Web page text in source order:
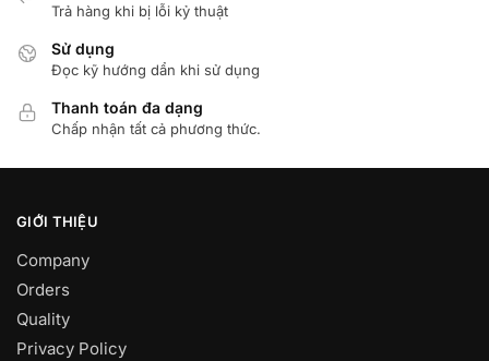
Trả hàng khi bị lỗi kỷ thuật
Sử dụng
Đọc kỹ hướng dẩn khi sử dụng
Thanh toán đa dạng
Chấp nhận tất cả phương thức.
GIỚI THIỆU
Company
Orders
Quality
Privacy Policy